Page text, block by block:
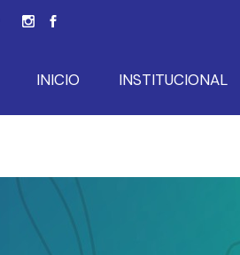
INICIO INSTITUCIONAL